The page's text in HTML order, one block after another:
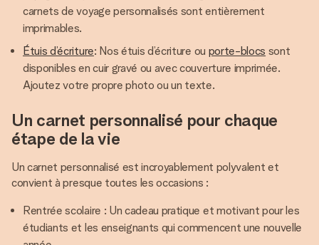
carnets de voyage personnalisés sont entièrement
imprimables.
Étuis d’écriture: Nos étuis d’écriture ou porte-blocs sont
disponibles en cuir gravé ou avec couverture imprimée.
Ajoutez votre propre photo ou un texte.
Un carnet personnalisé pour chaque
étape de la vie
Un carnet personnalisé est incroyablement polyvalent et
convient à presque toutes les occasions :
Rentrée scolaire : Un cadeau pratique et motivant pour les
étudiants et les enseignants qui commencent une nouvelle